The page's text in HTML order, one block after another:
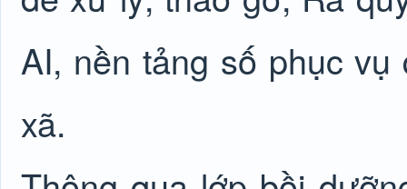
AI, nền tảng số phục
xã.